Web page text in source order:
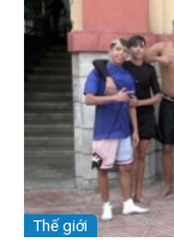
Thế giới